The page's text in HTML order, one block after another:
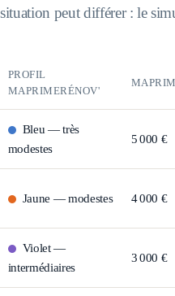
situation peut différer : le
PROFIL
MAPRIMERÉNOV'
Bleu —très
modestes
5 000 €
Jaune —modestes 4 000 €
Violet—
intermédiaires
3 000 €